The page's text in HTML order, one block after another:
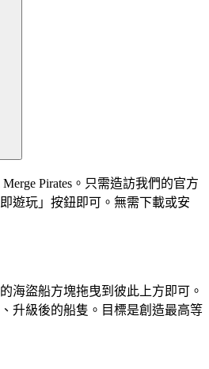
Pirates。只需造訪我們的官方
遊玩」按鈕即可。無需下載或安
海盜船方塊拖曳到彼此上方即可。
升級後的船隻。目標是創造最高等